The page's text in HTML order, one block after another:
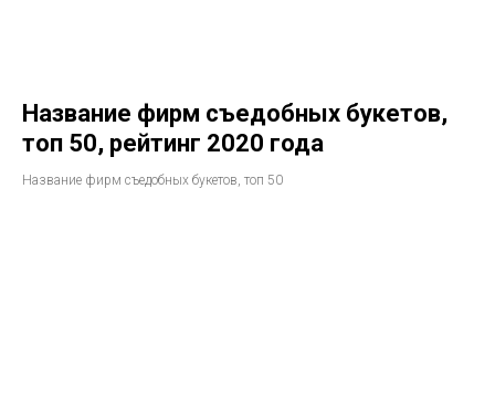
Название фирм съедобных букетов,
топ 50, рейтинг 2020 года
Название фирм съедобных букетов, топ 50